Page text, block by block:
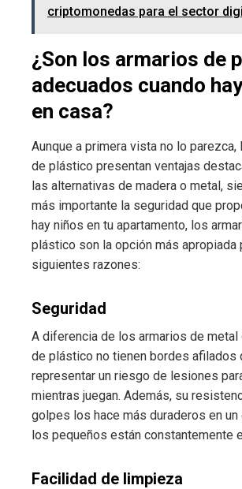
criptomonedas para el sector
¿Son los armarios de
adecuados cuando
en casa?
Aunque a primera vista no lo parezca,
de plástico presentan ventajas
las alternativas de madera o metal,
más importante la seguridad que
hay niños en tu apartamento, los
plástico son la opción más apropiada
siguientes razones:
Seguridad
A diferencia de los armarios de metal
de plástico no tienen bordes afilados
representar un riesgo de lesiones
mientras juegan. Además, su
golpes los hace más duraderos en un
los pequeños están constantemente
Facilidad de limpieza